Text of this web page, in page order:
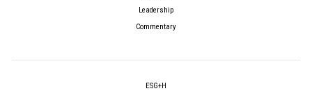
Leadership
Commentary
ESG+H